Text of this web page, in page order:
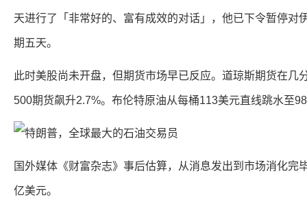
天进行了「非常好的、富有成效的对话」，他已下令暂停对
期五天。
此时美股尚未开盘，但期货市场早已反应。道琼斯期货在几
500期货飙升2.7%。布伦特原油从每桶113美元直线跳水至
国外媒体《财富杂志》事后估算，从消息发出到市场消化完
亿美元。